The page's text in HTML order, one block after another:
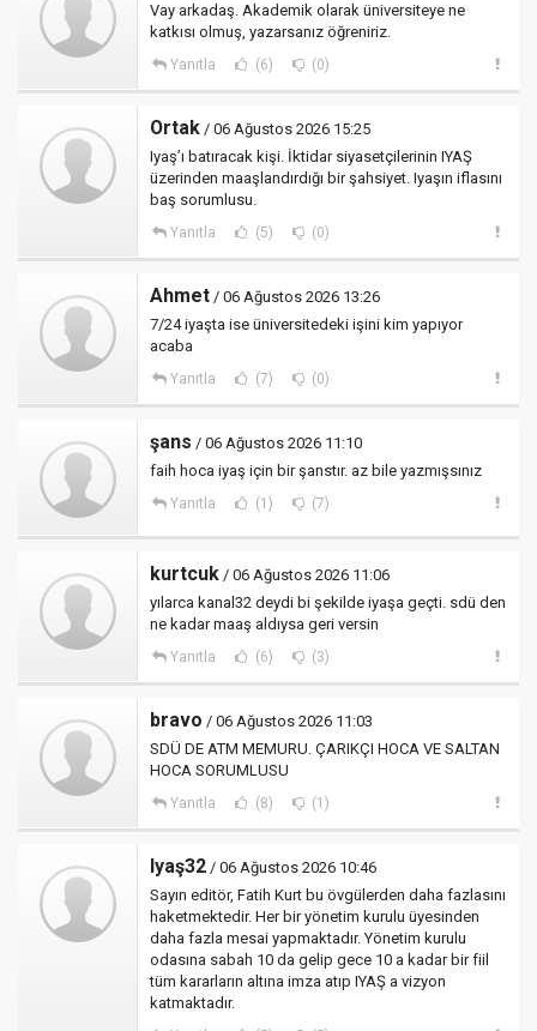
Vay arkadaş. Akademik olarak üniversiteye ne
katkısı olmuş, yazarsanız öğreniriz.
Yanıtla (6) (0)
Ortak / 06 Ağustos 2026 15:25
Iyaş’ı batıracak kişi. İktidar siyasetçilerinin IYAŞ
üzerinden maaşlandırdığı bir şahsiyet. Iyaşın iflasını
baş sorumlusu.
Yanıtla (5) (0)
Ahmet / 06 Ağustos 2026 13:26
7/24 iyaşta ise üniversitedeki işini kim yapıyor
acaba
Yanıtla (7) (0)
şans / 06 Ağustos 2026 11:10
faih hoca iyaş için bir şanstır. az bile yazmışsınız
Yanıtla (1) (7)
kurtcuk / 06 Ağustos 2026 11:06
yılarca kanal32 deydi bi şekilde iyaşa geçti. sdü den
ne kadar maaş aldıysa geri versin
Yanıtla (6) (3)
bravo / 06 Ağustos 2026 11:03
SDÜ DE ATM MEMURU. ÇARIKÇI HOCA VE SALTAN
HOCA SORUMLUSU
Yanıtla (8) (1)
Iyaş32 / 06 Ağustos 2026 10:46
Sayın editör, Fatih Kurt bu övgülerden daha fazlasını
haketmektedir. Her bir yönetim kurulu üyesinden
daha fazla mesai yapmaktadır. Yönetim kurulu
odasına sabah 10 da gelip gece 10 a kadar bir fiil
tüm kararların altına imza atıp IYAŞ a vizyon
katmaktadır.